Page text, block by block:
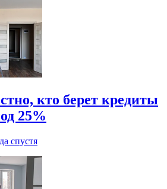
кто берет кредиты
25%
спустя